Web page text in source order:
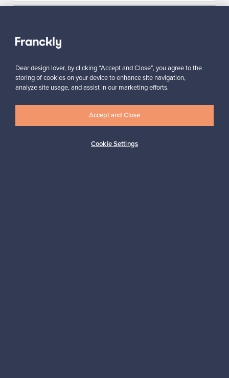
Dear design lover, by clicking “Accept and Close”, you agree to the
storing of cookies on your device to enhance site navigation,
analyze site usage, and assist in our marketing efforts.
Cookie Settings
Accept and Close